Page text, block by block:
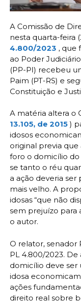
A Comissão de
nesta quarta-feira
4.800/2023 , que
ao Poder
(PP-PI) recebeu
Paim (PT-RS) e
Constituição e
A matéria altera o
13.105, de 2015 )
idosos
original previa
foro o domicílio
se tanto o réu
a ação deveria
mais velho. A
idosas “que não
sem prejuízo para
o autor.
O relator, senador
PL 4.800/2023.
domicílio deve ser
idosa
ações
direito real sobre